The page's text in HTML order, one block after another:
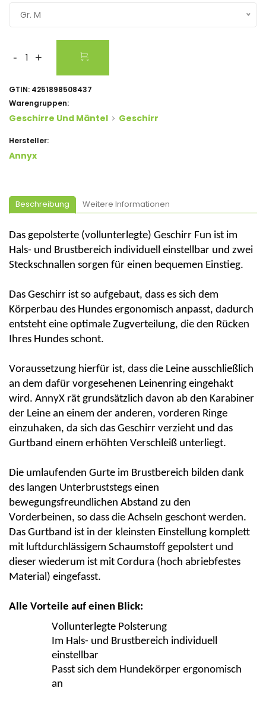
Gr. M
- +
GTIN: 4251898508437
Warengruppen:
Geschirre Und Mäntel Geschirr
Hersteller:
Annyx
Beschreibung Weitere Informationen
Das gepolsterte (vollunterlegte) Geschirr Fun ist im
Hals- und Brustbereich individuell einstellbar und zwei
Steckschnallen sorgen für einen bequemen Einstieg.
Das Geschirr ist so aufgebaut, dass es sich dem
Körperbau des Hundes ergonomisch anpasst, dadurch
entsteht eine optimale Zugverteilung, die den Rücken
Ihres Hundes schont.
Voraussetzung hierfür ist, dass die Leine ausschließlich
an dem dafür vorgesehenen Leinenring eingehakt
wird. AnnyX rät grundsätzlich davon ab den Karabiner
der Leine an einem der anderen, vorderen Ringe
einzuhaken, da sich das Geschirr verzieht und das
Gurtband einem erhöhten Verschleiß unterliegt.
Die umlaufenden Gurte im Brustbereich bilden dank
des langen Unterbruststegs einen
bewegungsfreundlichen Abstand zu den
Vorderbeinen, so dass die Achseln geschont werden.
Das Gurtband ist in der kleinsten Einstellung komplett
mit luftdurchlässigem Schaumstoff gepolstert und
dieser wiederum ist mit Cordura (hoch abriebfestes
Material) eingefasst.
Alle Vorteile auf einen Blick:
Vollunterlegte Polsterung
Im Hals- und Brustbereich individuell
einstellbar
Passt sich dem Hundekörper ergonomisch
an